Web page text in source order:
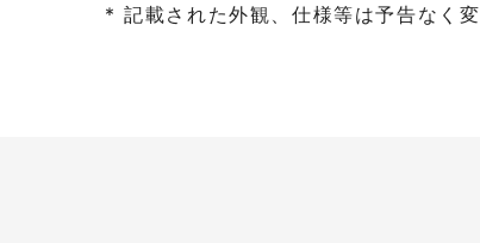
* 記載された外観、仕様等は予告なく